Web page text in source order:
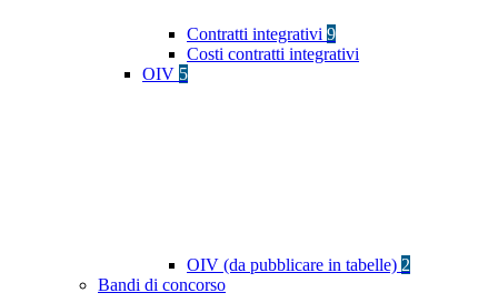
Contratti integrativi 9
Costi contratti integrativi
OIV 5
OIV (da pubblicare in tabelle) 2
Bandi di concorso